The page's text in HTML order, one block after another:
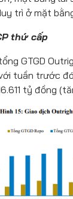
trì ở mặt
thứ cấp
GTGD
tuần trước
tỷ đồng